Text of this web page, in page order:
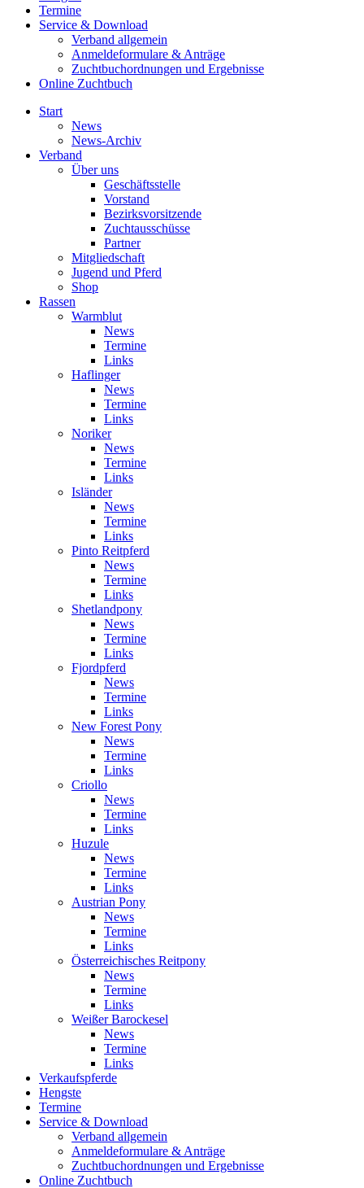
Termine
Service & Download
Verband allgemein
Anmeldeformulare & Anträge
Zuchtbuchordnungen und Ergebnisse
Online Zuchtbuch
Start
News
News-Archiv
Verband
Über uns
Geschäftsstelle
Vorstand
Bezirksvorsitzende
Zuchtausschüsse
Partner
Mitgliedschaft
Jugend und Pferd
Shop
Rassen
Warmblut
News
Termine
Links
Haflinger
News
Termine
Links
Noriker
News
Termine
Links
Isländer
News
Termine
Links
Pinto Reitpferd
News
Termine
Links
Shetlandpony
News
Termine
Links
Fjordpferd
News
Termine
Links
New Forest Pony
News
Termine
Links
Criollo
News
Termine
Links
Huzule
News
Termine
Links
Austrian Pony
News
Termine
Links
Österreichisches Reitpony
News
Termine
Links
Weißer Barockesel
News
Termine
Links
Verkaufspferde
Hengste
Termine
Service & Download
Verband allgemein
Anmeldeformulare & Anträge
Zuchtbuchordnungen und Ergebnisse
Online Zuchtbuch